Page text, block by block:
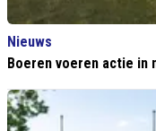
Nieuws
Boeren voeren actie in